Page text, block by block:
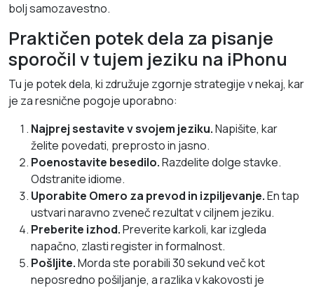
bolj samozavestno.
Praktičen potek dela za pisanje
sporočil v tujem jeziku na iPhonu
Tu je potek dela, ki združuje zgornje strategije v nekaj, kar
je za resnične pogoje uporabno:
Najprej sestavite v svojem jeziku.Napišite, kar
želite povedati, preprosto in jasno.
Poenostavite besedilo.Razdelite dolge stavke.
Odstranite idiome.
Uporabite Omero za prevod in izpiljevanje.En tap
ustvari naravno zveneč rezultat v ciljnem jeziku.
Preberite izhod.Preverite karkoli, kar izgleda
napačno, zlasti register in formalnost.
Pošljite.Morda ste porabili 30 sekund več kot
neposredno pošiljanje, a razlika v kakovosti je